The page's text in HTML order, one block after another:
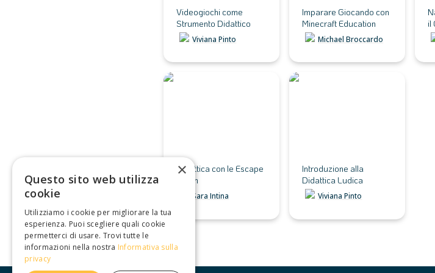
Videogiochi come
Strumento Didattico
Viviana Pinto
Imparare Giocando con
Minecraft Education
Michael Broccardo
il
Didattica con le Escape
Didattica con le Escape
Room
Sara Intina
Introduzione alla
Introduzione alla
Didattica Ludica
Viviana Pinto
×
Questo sito web utilizza
cookie
Utilizziamo i cookie per migliorare la tua
esperienza. Puoi scegliere quali cookie
permetterci di usare. Trovi tutte le
informazioni nella nostra Informativa sulla
privacy